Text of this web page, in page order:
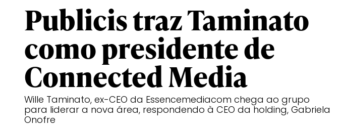
Publicis traz Taminato
como presidente de
Connected Media
Wille Taminato, ex-CEO da Essencemediacom chega ao grupo
para liderar a nova área, respondendo à CEO da holding, Gabriela
Onofre